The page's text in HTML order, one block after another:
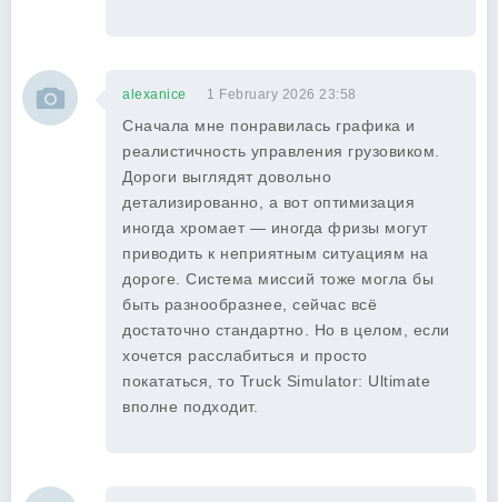
alexanice 1 February 2026 23:58
Сначала мне понравилась графика и
реалистичность управления грузовиком.
Дороги выглядят довольно
детализированно, а вот оптимизация
иногда хромает — иногда фризы могут
приводить к неприятным ситуациям на
дороге. Система миссий тоже могла бы
быть разнообразнее, сейчас всё
достаточно стандартно. Но в целом, если
хочется расслабиться и просто
покататься, то Truck Simulator: Ultimate
вполне подходит.